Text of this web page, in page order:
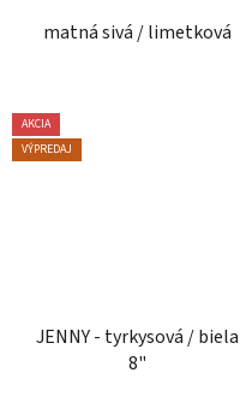
matná sivá / limetková
AKCIA
VÝPREDAJ
JENNY - tyrkysová / biela
8"